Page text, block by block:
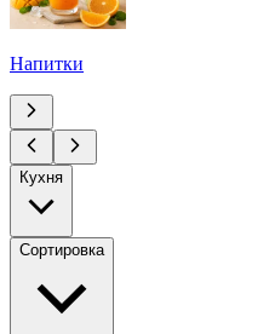
Напитки
Кухня
Сортировка